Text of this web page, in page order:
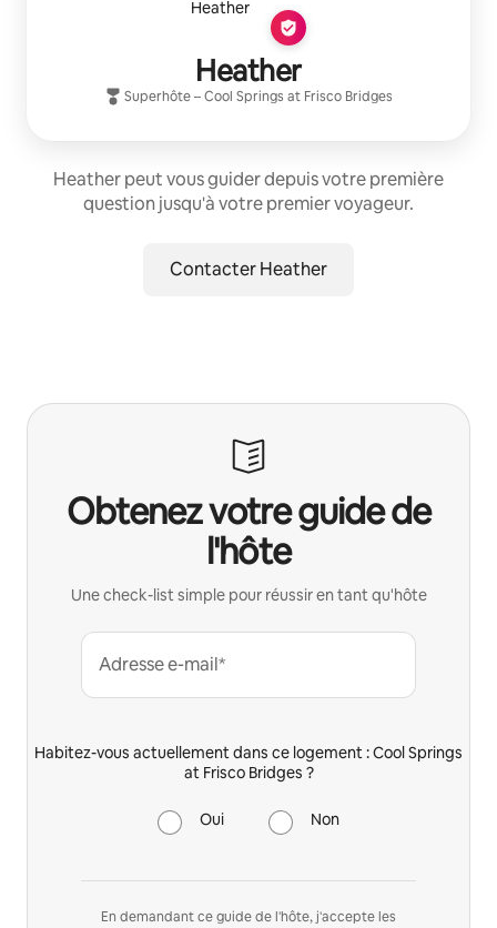
Heather
Superhôte–Cool Springs at Frisco Bridges
Heather peut vous guider depuis votre première
question jusqu'à votre premier voyageur.
Contacter Heather
Obtenez votre guide de
l'hôte
Une check-list simple pour réussir en tant qu'hôte
Adresse e-mail*
Habitez-vous actuellement dans ce logement : Cool Springs
at Frisco Bridges ?
Oui Non
En demandant ce guide de l'hôte, j'accepte les